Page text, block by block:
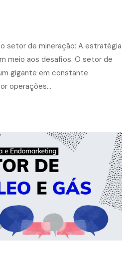
setor de mineração: A estratégia
meio aos desafios. O setor de
gigante em constante
operações…